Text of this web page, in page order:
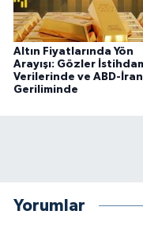
Altın Fiyatlarında Yön
Arayışı: Gözler
Verilerinde ve ABD-İran
Geriliminde
Yorumlar